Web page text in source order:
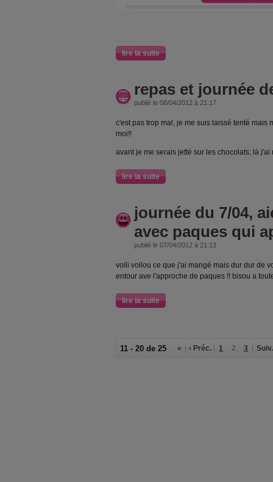
lire la suite
repas et journée
publié le 08/04/2012 à 21:17
c'est pas trop mal, je me suis laissé tenté mais
moi!!
avant je me serais jetté sur les chocolats; là j'ai
lire la suite
journée du 7/04,
avec paques qui
publié le 07/04/2012 à 21:13
voili voilou ce que j'ai mangé mais dur dur de
entour ave l'approche de paques !! bisou a
lire la suite
11 - 20 de 25 « ‹ Préc. 1 2 3 Suiv.